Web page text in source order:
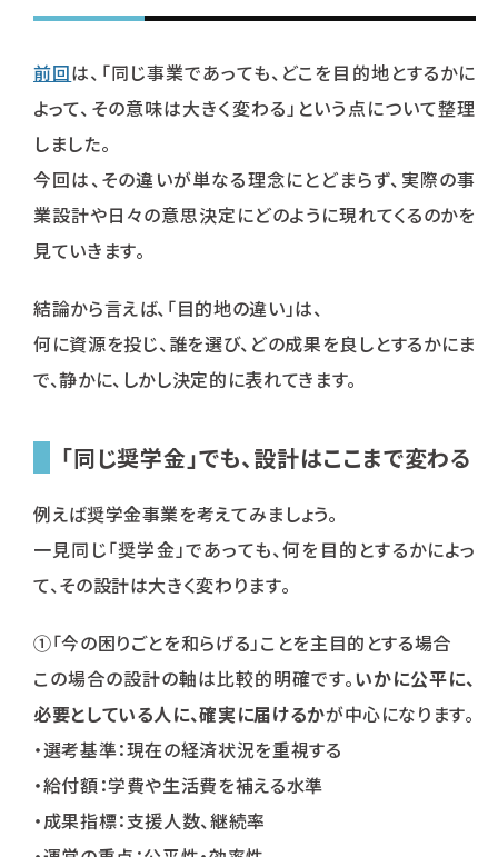
前回は、「同じ事業であっても、どこを目的地とするかに
よって、その意味は大きく変わる」という点について整理
しました。
今回は、その違いが単なる理念にとどまらず、実際の事
業設計や日々の意思決定にどのように現れてくるのかを
見ていきます。
結論から言えば、「目的地の違い」は、
何に資源を投じ、誰を選び、どの成果を良しとするかにま
で、静かに、しかし決定的に表れてきます。
「同じ奨学金」でも、設計はここまで変わる
例えば奨学金事業を考えてみましょう。
一見同じ「奨学金」であっても、何を目的とするかによっ
て、その設計は大きく変わります。
①「今の困りごとを和らげる」ことを主目的とする場合
この場合の設計の軸は比較的明確です。いかに公平に、
必要としている人に、確実に届けるかが中心になります。
・選考基準：現在の経済状況を重視する
・給付額：学費や生活費を補える水準
・成果指標：支援人数、継続率